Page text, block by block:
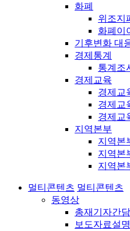
화폐
위조지
화폐이
기후변화 대
경제통계
통계조
경제교육
경제교
경제교
경제교
지역본부
지역본
지역본
지역본
멀티콘텐츠 멀티콘텐츠
동영상
총재기자간
보도자료설